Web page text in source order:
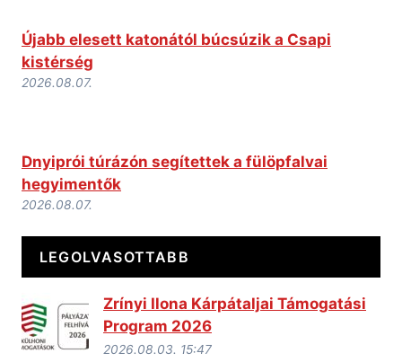
Újabb elesett katonától búcsúzik a Csapi
kistérség
2026.08.07.
Dnyiprói túrázón segítettek a fülöpfalvai
hegyimentők
2026.08.07.
LEGOLVASOTTABB
Zrínyi Ilona Kárpátaljai Támogatási
Program 2026
2026.08.03. 15:47